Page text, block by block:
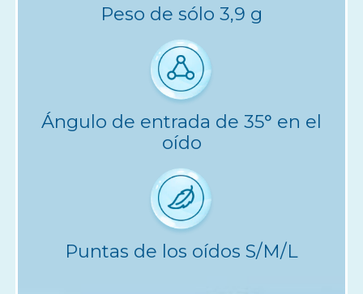
Peso de sólo 3,9 g
Ángulo de entrada de 35° en el
oído
Puntas de los oídos S/M/L